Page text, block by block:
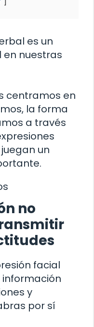
es un
nuestras
centramos en
la forma
a través
un
no
facial
y
por sí